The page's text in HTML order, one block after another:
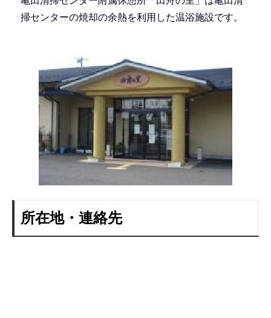
掃センターの焼却の余熱を利用した温浴施設です。
所在地・連絡先